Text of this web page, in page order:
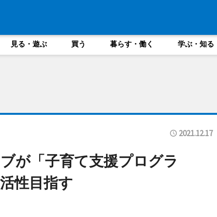
見る・遊ぶ 買う 暮らす・働く 学ぶ・知る
2021.12.17
が「子育て支援プログラ
性目指す